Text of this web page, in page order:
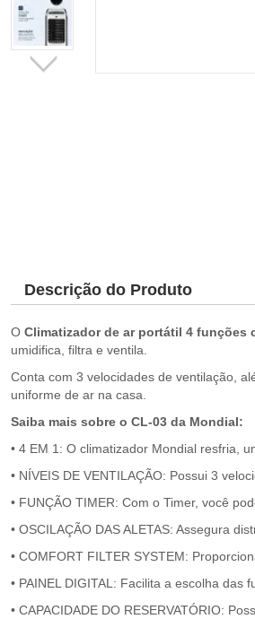
Descrição do Produto
O Climatizador de ar portátil 4 funções
umidifica, filtra e ventila.
Conta com 3 velocidades de ventilação,
uniforme de ar na casa.
Saiba mais sobre o CL-03 da Mondial:
• 4 EM 1: O climatizador Mondial resfria,
• NÍVEIS DE VENTILAÇÃO: Possui 3
• FUNÇÃO TIMER: Com o Timer, você
• OSCILAÇÃO DAS ALETAS: Assegura
• COMFORT FILTER SYSTEM:
• PAINEL DIGITAL: Facilita a escolha das
• CAPACIDADE DO RESERVATÓRIO: